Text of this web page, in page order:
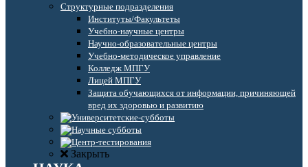
Структурные подразделения
Институты/Факультеты
Учебно-научные центры
Научно-образовательные центры
Учебно-методическое управление
Колледж МПГУ
Лицей МПГУ
Защита обучающихся от информации, причиняющей
вред их здоровью и развитию
Закрыть